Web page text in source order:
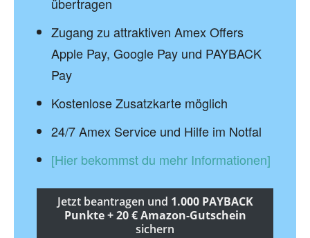
Zugang zu attraktiven Amex Offers
Apple Pay, Google Pay und PAYBACK
Pay
Kostenlose Zusatzkarte möglich
24/7 Amex Service und Hilfe im Notfal
[Hier bekommst du mehr Informationen]
Jetzt beantragen und 1.000 PAYBACK
Punkte + 20 € Amazon-Gutschein
sichern